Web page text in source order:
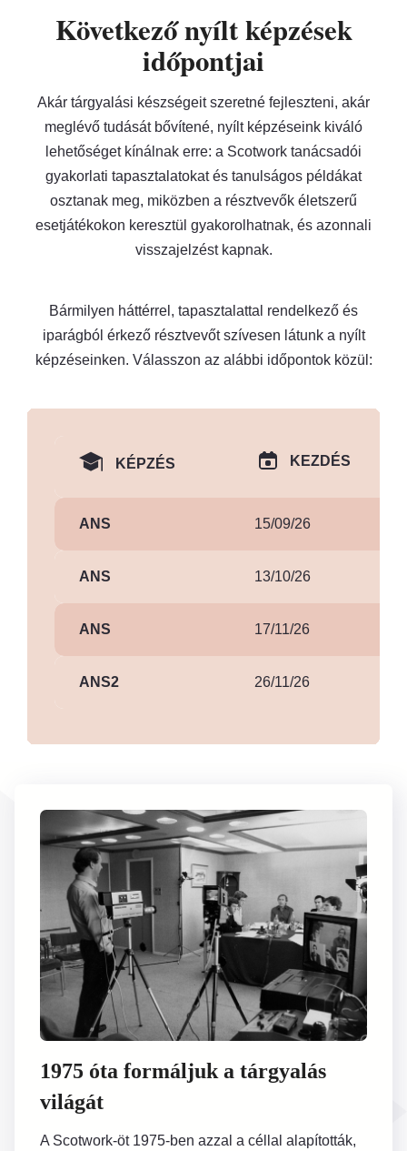
Következő nyílt képzések
időpontjai
Akár tárgyalási készségeit szeretné fejleszteni, akár
meglévő tudását bővítené, nyílt képzéseink kiváló
lehetőséget kínálnak erre: a Scotwork tanácsadói
gyakorlati tapasztalatokat és tanulságos példákat
osztanak meg, miközben a résztvevők életszerű
esetjátékokon keresztül gyakorolhatnak, és azonnali
visszajelzést kapnak.
Bármilyen háttérrel, tapasztalattal rendelkező és
iparágból érkező résztvevőt szívesen látunk a nyílt
képzéseinken. Válasszon az alábbi időpontok közül:
KÉPZÉS KEZDÉS
ANS 15/09/26
ANS 13/10/26
ANS 17/11/26
ANS2 26/11/26
1975 óta formáljuk a tárgyalás
világát
A Scotwork-öt 1975-ben azzal a céllal alapították,